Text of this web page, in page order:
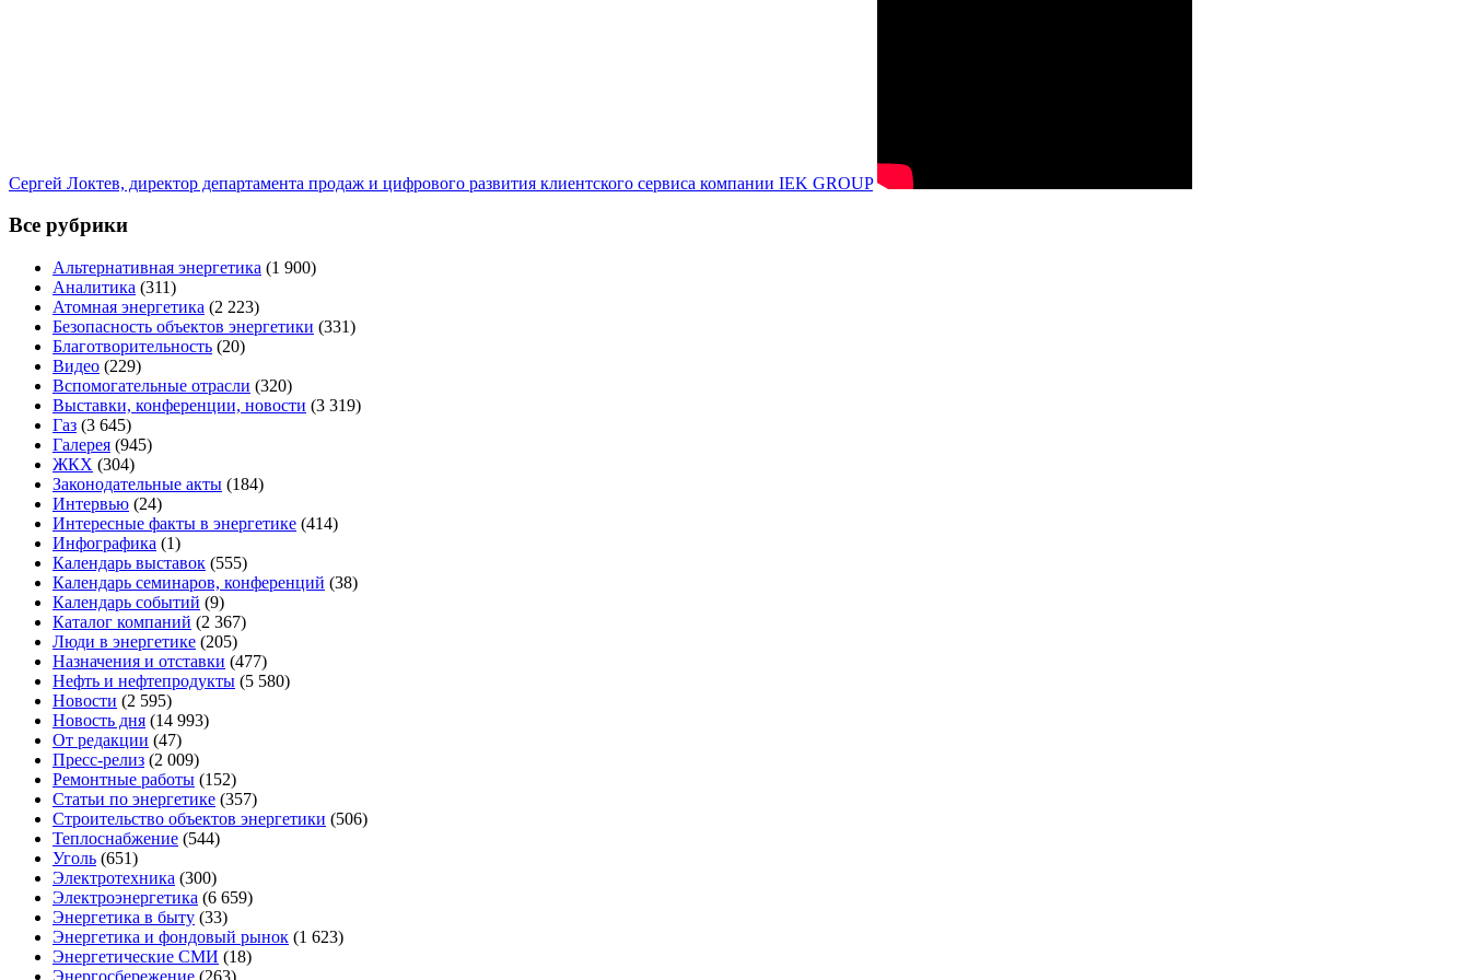
Сергей Локтев, директор департамента продаж и цифрового развития клиентского сервиса компании IEK GROUP
Все рубрики
Альтернативная энергетика (1 900)
Аналитика (311)
Атомная энергетика (2 223)
Безопасность объектов энергетики (331)
Благотворительность (20)
Видео (229)
Вспомогательные отрасли (320)
Выставки, конференции, новости (3 319)
Газ (3 645)
Галерея (945)
ЖКХ (304)
Законодательные акты (184)
Интервью (24)
Интересные факты в энергетике (414)
Инфографика (1)
Календарь выставок (555)
Календарь семинаров, конференций (38)
Календарь событий (9)
Каталог компаний (2 367)
Люди в энергетике (205)
Назначения и отставки (477)
Нефть и нефтепродукты (5 580)
Новости (2 595)
Новость дня (14 993)
От редакции (47)
Пресс-релиз (2 009)
Ремонтные работы (152)
Статьи по энергетике (357)
Строительство объектов энергетики (506)
Теплоснабжение (544)
Уголь (651)
Электротехника (300)
Электроэнергетика (6 659)
Энергетика в быту (33)
Энергетика и фондовый рынок (1 623)
Энергетические СМИ (18)